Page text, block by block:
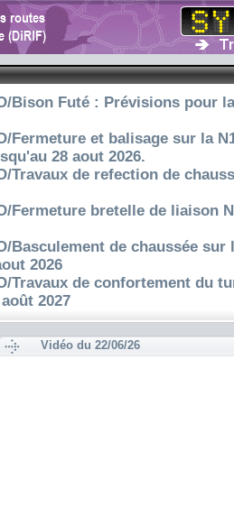
Bison Futé : Prévisions pour
Fermeture et balisage sur la
28 aout 2026.
Travaux de refection de
Fermeture bretelle de liaison
Basculement de chaussée sur
2026
Travaux de confortement du
2027
Vidéo du 22/06/26